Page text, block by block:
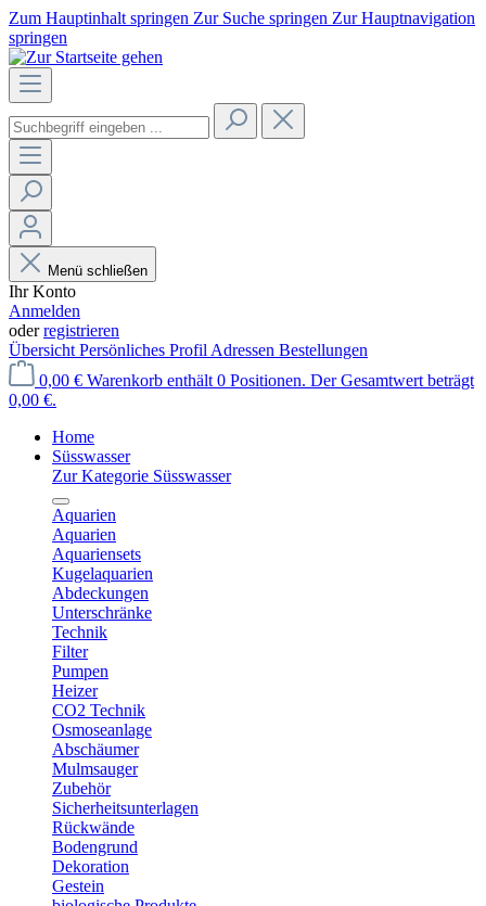
Zum Hauptinhalt springen Zur Suche springen Zur Hauptnavigation
springen
Menü schließen
Ihr Konto
Anmelden
oderregistrieren
Übersicht Persönliches Profil Adressen Bestellungen
0,00 € Warenkorb enthält 0 Positionen. Der Gesamtwert beträgt
0,00 €.
Home
Süsswasser
Zur Kategorie Süsswasser
Aquarien
Aquarien
Aquariensets
Kugelaquarien
Abdeckungen
Unterschränke
Technik
Filter
Pumpen
Heizer
CO2 Technik
Osmoseanlage
Abschäumer
Mulmsauger
Zubehör
Sicherheitsunterlagen
Rückwände
Bodengrund
Dekoration
Gestein